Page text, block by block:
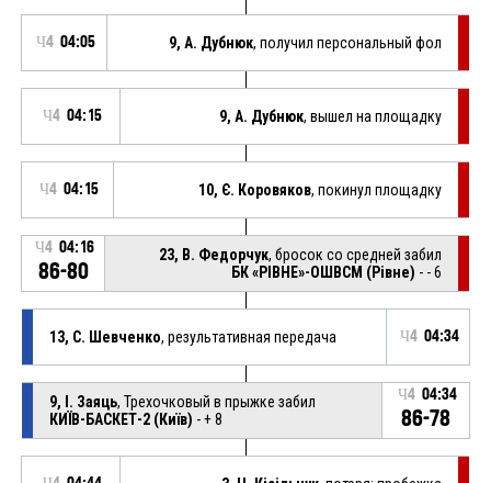
Ч4 04:05 9, А. Дубнюк, получил персональный фол
Ч4 04:15 9, А. Дубнюк, вышел на площадку
Ч4 04:15 10, Є. Коровяков, покинул площадку
Ч4 04:16
86-80
23, В. Федорчук, бросок со средней забил
БК «РІВНЕ»-ОШВСМ (Рівне) - - 6
13, С. Шевченко, результативная передача Ч4 04:34
9, І. Заяць, Трехочковый в прыжке забил
КИЇВ-БАСКЕТ-2 (Київ) - + 8
Ч4 04:34
86-78